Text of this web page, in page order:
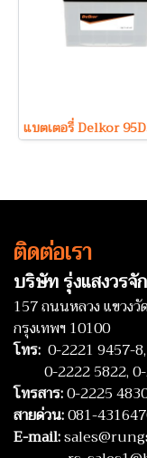
ติดต่อเรา
บริษัท รุ่งแสงวรจั
157 ถนนหลวง แขวง
กรุงเทพฯ 10100
โทร: 0-2221 9457-8,
0-2222 5822,
โทรสาร:0-2225
สายด่วน:081-
E-mail: